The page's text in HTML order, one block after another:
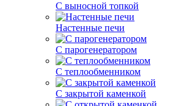
С выносной топкой
Настенные печи
С парогенератором
С теплообменником
С закрытой каменкой